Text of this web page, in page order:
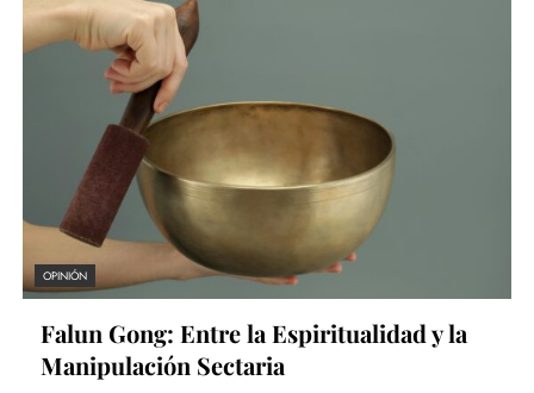
OPINIÓN
Falun Gong: Entre la Espiritualidad y la
Manipulación Sectaria